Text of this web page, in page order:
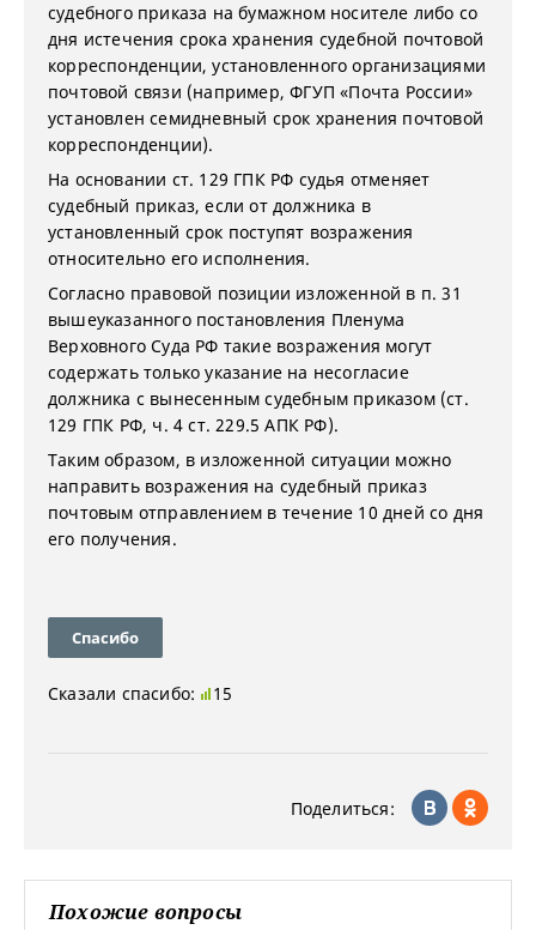
судебного приказа на бумажном носителе либо со
дня истечения срока хранения судебной почтовой
корреспонденции, установленного организациями
почтовой связи (например, ФГУП «Почта России»
установлен семидневный срок хранения почтовой
корреспонденции).
На основании ст. 129 ГПК РФ судья отменяет
судебный приказ, если от должника в
установленный срок поступят возражения
относительно его исполнения.
Согласно правовой позиции изложенной в п. 31
вышеуказанного постановления Пленума
Верховного Суда РФ такие возражения могут
содержать только указание на несогласие
должника с вынесенным судебным приказом (ст.
129 ГПК РФ, ч. 4 ст. 229.5 АПК РФ).
Таким образом, в изложенной ситуации можно
направить возражения на судебный приказ
почтовым отправлением в течение 10 дней со дня
его получения.
Спасибо
Сказали спасибо: 15
Поделиться:
Похожие вопросы